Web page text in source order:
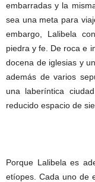
embarradas y la
sea una meta para
embargo, Lalibela
piedra y fe. De roca e
docena de iglesias y
además de varios
una laberíntica
reducido espacio de
Porque Lalibela es
etíopes. Cada uno de